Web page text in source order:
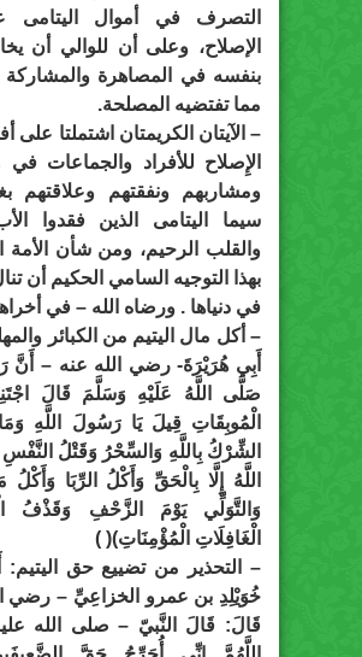
التصرف في أموال اليتامى
الإصلاح، وعلى أن للوالي أن
بنفسه في المصاهرة والمشاركة
مما تفتضيه المصلحة.
– الآيتان الكريمتان اشتملتا على
الإِصلاح للأفراد والجماعات
ومشاربهم ونفقتهم وعلاقتهم
سيما اليتامى الذين فقدوا
والقلب الرحيم، ومن شأن الأمة
بهذا التوجيه السامي الحكيم أن
في دنياها . ورضاه الله – في
– أكل مال اليتيم من الكبائر
أَبِي هُرَيْرَةَ- رضي الله عنه – أَنَّ
صَلَّى اللَّهُ عَلَيْهِ وَسَلَّمَ قَالَ
الْمُوبِقَاتِ قِيلَ يَا رَسُولَ اللَّهِ
الشِّرْكُ بِاللَّهِ وَالسِّحْرُ وَقَتْلُ
اللَّهُ إِلَّا بِالْحَقِّ وَأَكْلُ الرِّبَا وَأَكْلُ
وَالتَّوَلِّي يَوْمَ الزَّحْفِ وَقَذْفُ
الْغَافِلَاتِ الْمُؤْمِنَاتِ)( )
– التحذير من تضييع حق
خُوَيْلِدِ بن عمرو الخزاعِيِّ – رضي
قَالَ: قَالَ النَّبيّ – صلى الله